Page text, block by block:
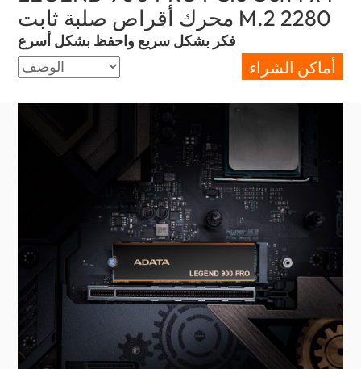
محرك أقراص صلبة ثابت M.2 2280
فكر بشكل سريع واحفظ بشكل أسرع
أماكن الشراء